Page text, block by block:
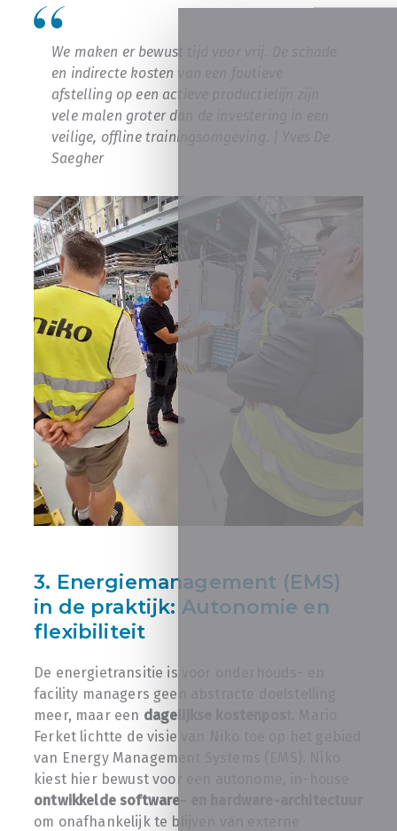
We maken er bewust tijd voor vrij. De schade
en indirecte kosten van een foutieve
afstelling op een actieve productielijn zijn
vele malen groter dan de investering in een
veilige, offline trainingsomgeving. | Yves De
Saegher
3. Energiemanagement (EMS)
in de praktijk: Autonomie en
flexibiliteit
De energietransitie is voor onderhouds- en
facility managers geen abstracte doelstelling
meer, maar een dagelijkse kostenpos
Ferket lichtte de visie van Niko toe op het gebied
van Energy Management Systems (EMS). Niko
kiest hier bewust voor een autonome, in-house
ontwikkelde software- en hardware-architectuur
om onafhankelijk te blijven van externe